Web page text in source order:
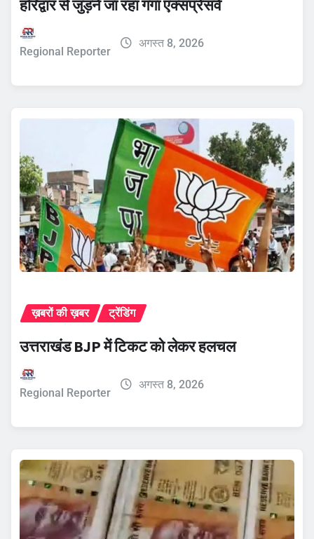
हरिद्वार से जुड़ने जा रहा गंगा एक्सप्रेसवे
Regional Reporter
अगस्त 8, 2026
ख़बरों की ख़बर ट्रेंडिंग
उत्तराखंड BJP में टिकट को लेकर हलचल
Regional Reporter
अगस्त 8, 2026